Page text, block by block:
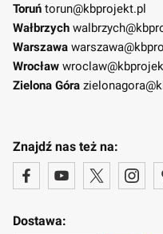
Toruń torun@kbprojekt.pl
Wałbrzych
Warszawa
Wrocław
Zielona Góra
Znajdź nas też na:
Dostawa: